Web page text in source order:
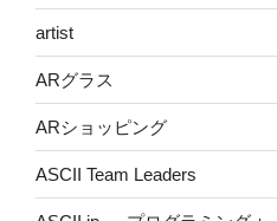
artist
ARグラス
ARショッピング
ASCII Team Leaders